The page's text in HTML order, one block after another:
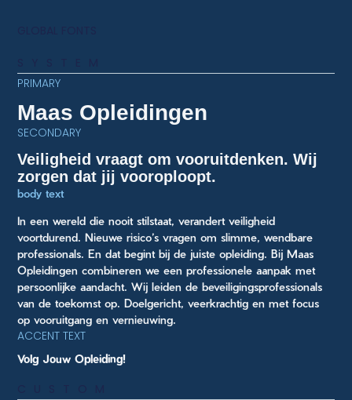
PRIMARY
Maas Opleidingen
SECONDARY
Veiligheid vraagt om vooruitdenken. Wij
zorgen dat jij vooroploopt.
body text
In een wereld die nooit stilstaat, verandert veiligheid
voortdurend. Nieuwe risico’s vragen om slimme, wendbare
professionals. En dat begint bij de juiste opleiding. Bij Maas
Opleidingen combineren we een professionele aanpak met
persoonlijke aandacht. Wij leiden de beveiligingsprofessionals
van de toekomst op. Doelgericht, veerkrachtig en met focus
op vooruitgang en vernieuwing.
ACCENT TEXT
Volg Jouw Opleiding!